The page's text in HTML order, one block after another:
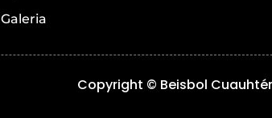
Galeria
Copyright © Beisbol